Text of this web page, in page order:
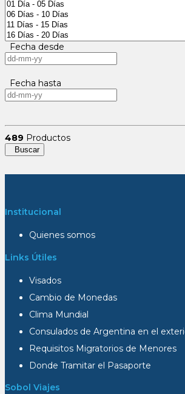
Fecha desde
Fecha hasta
489 Productos
Buscar
Institucional
Quienes somos
Links Útiles
Visados
Cambio de Monedas
Clima Mundial
Consulados de Argentina en el
Requisitos Migratorios de Menores
Donde Tramitar el Pasaporte
Sobol Viajes